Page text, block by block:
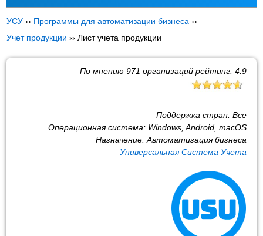
УСУ ›› Программы для автоматизации бизнеса ››
Учет продукции ››Лист учета продукции
По мнению 971 организаций рейтинг: 4.9
Поддержка стран: Все
Операционная система: Windows, Android, macOS
Назначение: Автоматизация бизнеса
Универсальная Система Учета